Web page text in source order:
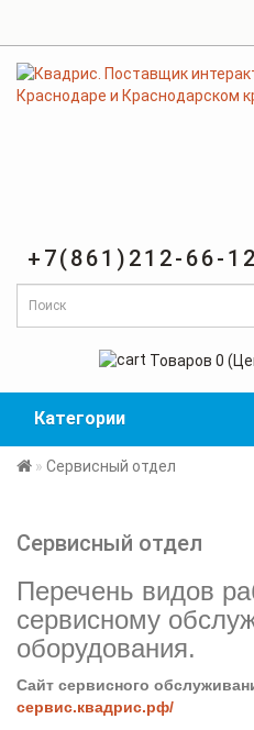
+7(861)212-66-12
Товаров 0
Категории
Сервисный отдел
Сервисный отдел
Перечень видов
сервисному
оборудования.
Сайт сервисного
сервис.квадрис.рф/